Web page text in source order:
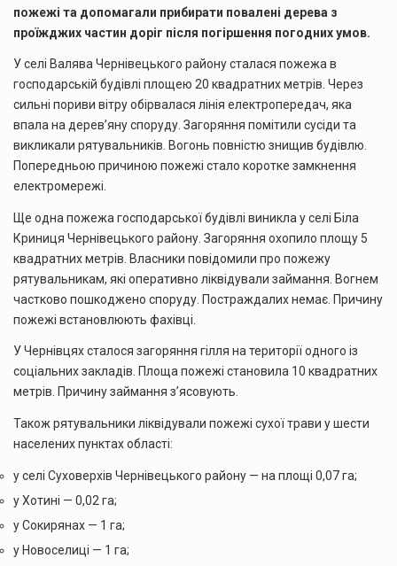
пожежі та допомагали прибирати повалені дерева з
проїжджих частин доріг після погіршення погодних умов.
У селі Валява Чернівецького району сталася пожежа в
господарській будівлі площею 20 квадратних метрів. Через
сильні пориви вітру обірвалася лінія електропередач, яка
впала на дерев’яну споруду. Загоряння помітили сусіди та
викликали рятувальників. Вогонь повністю знищив будівлю.
Попередньою причиною пожежі стало коротке замкнення
електромережі.
Ще одна пожежа господарської будівлі виникла у селі Біла
Криниця Чернівецького району. Загоряння охопило площу 5
квадратних метрів. Власники повідомили про пожежу
рятувальникам, які оперативно ліквідували займання. Вогнем
частково пошкоджено споруду. Постраждалих немає. Причину
пожежі встановлюють фахівці.
У Чернівцях сталося загоряння гілля на території одного із
соціальних закладів. Площа пожежі становила 10 квадратних
метрів. Причину займання з’ясовують.
Також рятувальники ліквідували пожежі сухої трави у шести
населених пунктах області:
у селі Суховерхів Чернівецького району — на площі 0,07 га;
у Хотині — 0,02 га;
у Сокирянах — 1 га;
у Новоселиці — 1 га;